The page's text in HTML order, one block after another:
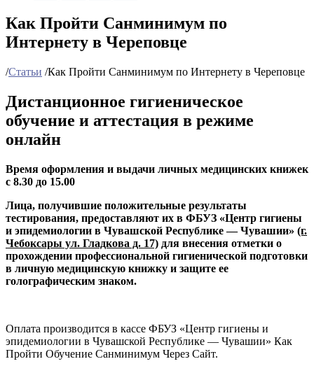
Как Пройти Санминимум по
Интернету в Череповце
/Статьи /Как Пройти Санминимум по Интернету в Череповце
Дистанционное гигиеническое
обучение и аттестация в режиме
онлайн
Время оформления и выдачи личных медицинских книжек
с 8.30 до 15.00
Лица, получившие положительные результаты
тестирования, предоставляют их в ФБУЗ «Центр гигиены
и эпидемиологии в Чувашской Республике — Чувашии» (г.
Чебоксары ул. Гладкова д. 17) для внесения отметки о
прохождении профессиональной гигиенической подготовки
в личную медицинскую книжку и защите ее
голографическим знаком.
Оплата производится в кассе ФБУЗ «Центр гигиены и
эпидемиологии в Чувашской Республике — Чувашии» Как
Пройти Обучение Санминимум Через Сайт.